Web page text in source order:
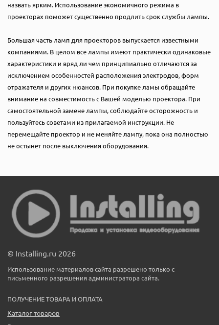
назвать ярким. Использование экономичного режима в
проекторах поможет существенно продлить срок службы лампы.
Большая часть ламп для проекторов выпускается известными
компаниями. В целом все лампы имеют практически одинаковые
характеристики и вряд ли чем принципиально отличаются за
исключением особенностей расположения электродов, форм
отражателя и других нюансов. При покупке ламы обращайте
внимание на совместимость с Вашей моделью проектора. При
самостоятельной замене лампы, соблюдайте осторожность и
пользуйтесь советами из прилагаемой инструкции. Не
перемещайте проектор и не меняйте лампу, пока она полностью
не остынет после выключения оборудования.
© Installing.ru 2026
Использование материалов сайта разрешено только с
письменного разрешения администратора сайта.
ПОЛУЧЕНИЕ ТОВАРА И ОПЛАТА
Каталог товаров